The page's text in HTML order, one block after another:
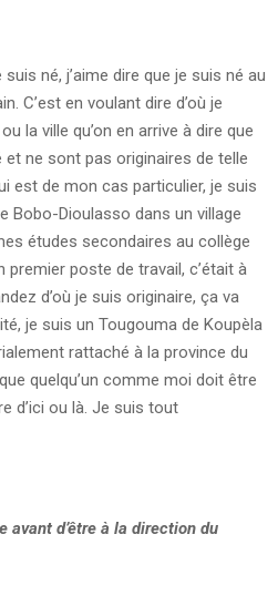
né, j’aime dire que je suis né au
C’est en voulant dire d’où je
la ville qu’on en arrive à dire que
ne sont pas originaires de telle
est de mon cas particulier, je suis
Bobo-Dioulasso dans un village
études secondaires au collège
poste de travail, c’était à
d’où je suis originaire, ça va
je suis un Tougouma de Koupèla
rattaché à la province du
quelqu’un comme moi doit être
d’ici ou là. Je suis tout
avant d’être à la direction du